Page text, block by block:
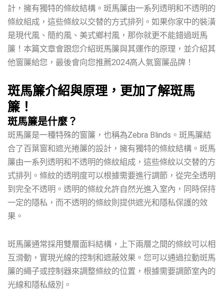
計，擁有獨特的條紋結構。斑馬簾由一系列透明和不透明的
條紋組成，這些條紋以交替的方式排列。如果你家中的裝潢
是現代風、簡約風、美式鄉村風，那你就更不能錯過斑馬
簾！本篇文章會跟您介紹斑馬簾與其運作的原理，並介紹其
他窗簾給您，最後會向您推薦2024高人氣窗簾品牌！
斑馬簾介紹與原理，更加了解斑馬
簾！
斑馬簾是什麼？
斑馬簾是一種特殊的窗簾，也稱為Zebra Blinds。斑馬簾結
合了百葉窗和遮光捲簾的設計，擁有獨特的條紋結構。斑馬
簾由一系列透明和不透明的條紋組成，這些條紋以交替的方
式排列。條紋的透明度可以根據需要進行調節，從完全透明
到完全不透明。透明的條紋允許自然光進入室內，同時保持
一定的隱私，而不透明的條紋則提供遮光和隱私保護的效
果。
斑馬簾通常採用雙層面料結構，上下兩層之間的條紋可以相
互滑動，實現光線的控制和遮蔽效果。您可以通過拉動斑馬
簾的繩子或控制器來調整條紋的位置，根據需要調節室內的
光線和隱私級別。